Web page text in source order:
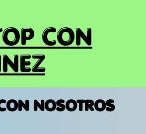
CON
NOSOTROS